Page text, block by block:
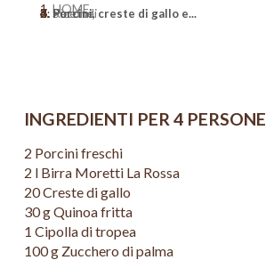
HOME
>
Ricette
>
Secondi
>
Porcini, creste di gallo e...
INGREDIENTI PER 4 PERSONE
2 Porcini freschi
2 l Birra Moretti La Rossa
20 Creste di gallo
30 g Quinoa fritta
1 Cipolla di tropea
100 g Zucchero di palma